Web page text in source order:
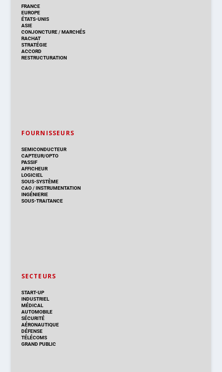
FRANCE
EUROPE
ÉTATS-UNIS
ASIE
CONJONCTURE/MARCHÉS
RACHAT
STRATÉGIE
ACCORD
RESTRUCTURATION
FOURNISSEURS
SEMICONDUCTEUR
CAPTEUR/OPTO
PASSIF
AFFICHEUR
LOGICIEL
SOUS-SYSTÈME
CAO/INSTRUMENTATION
INGÉNIERIE
SOUS-TRAITANCE
SECTEURS
START-UP
INDUSTRIEL
MÉDICAL
AUTOMOBILE
SÉCURITÉ
AÉRONAUTIQUE
DÉFENSE
TÉLÉCOMS
GRAND PUBLIC